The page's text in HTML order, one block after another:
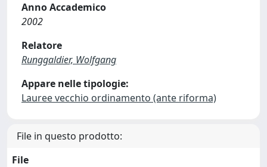
Anno Accademico
2002
Relatore
Runggaldier, Wolfgang
Appare nelle tipologie:
Lauree vecchio ordinamento (ante riforma)
File in questo prodotto:
File